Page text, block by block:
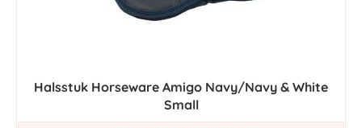
Halsstuk Horseware Amigo Navy/Navy & White
Small